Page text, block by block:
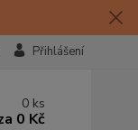
Přihlášení
0 ks
0 Kč